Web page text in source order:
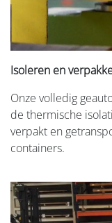
Isoleren en
Onze volledig
de thermische
verpakt en
containers.